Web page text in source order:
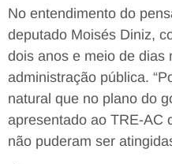
No entendimento do
deputado Moisés Diniz,
dois anos e meio de dias
administração pública.
natural que no plano do
apresentado ao TRE-AC
não puderam ser